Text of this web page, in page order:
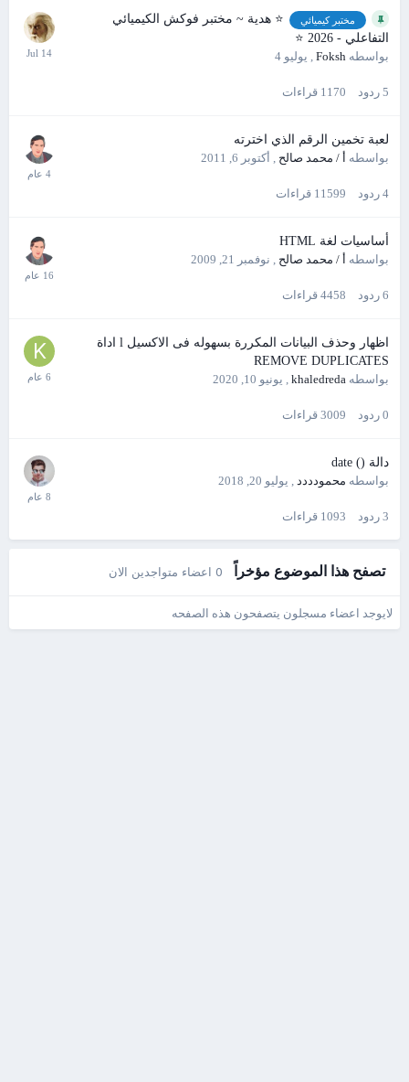
مختبر كيميائي
⭐ هدية ~ مختبر فوكش الكيميائي
التفاعلي - 2026 ⭐
بواسطه Foksh
, يوليو 4
5 ردود 1170 قراءات
لعبة تخمين الرقم الذي اخترته
بواسطه أ / محمد صالح, أكتوبر 6, 2011
4 ردود 11599 قراءات
أساسيات لغة HTML
بواسطه أ / محمد صالح, نوفمبر 21, 2009
6 ردود 4458 قراءات
اظهار وحذف البيانات المكررة بسهوله فى الاكسيل l اداة
REMOVE DUPLICATES
بواسطه khaledreda
, يونيو 10, 2020
0 ردود 3009 قراءات
دالة () date
بواسطه محمودددد, يوليو 20, 2018
3 ردود 1093 قراءات
تصفح هذا الموضوع مؤخراً 0 اعضاء متواجدين الان
لايوجد اعضاء مسجلون يتصفحون هذه الصفحه